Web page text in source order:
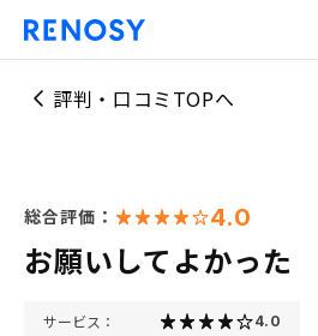
評判・口コミTOPへ
総合評価： 4.0
お願いしてよかった
サービス： 4.0